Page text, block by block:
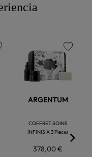
ARGENTUM
COFFRET SOINS
INFINIS X 3 Pieces
378,00 €
favorite